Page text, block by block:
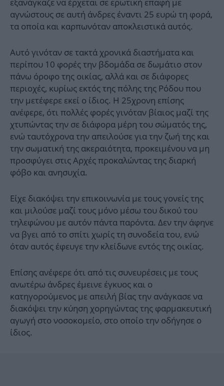
εξανάγκαζε να έρχεται σε ερωτική επαφή με
αγνώστους σε αυτή άνδρες έναντι 25 ευρώ τη φορά,
τα οποία και καρπωνόταν αποκλειστικά αυτός.
Αυτό γινόταν σε τακτά χρονικά διαστήματα και
περίπου 10 φορές την βδομάδα σε δωμάτιο στον
πάνω όροφο της οικίας, αλλά και σε διάφορες
περιοχές, κυρίως εκτός της πόλης της Ρόδου που
την μετέφερε εκεί ο ίδιος. Η 25χρονη επίσης
ανέφερε, ότι πολλές φορές γινόταν βίαιος μαζί της
χτυπώντας την σε διάφορα μέρη του σώματός της,
ενώ ταυτόχρονα την απειλούσε για την ζωή της και
την σωματική της ακεραιότητα, προκειμένου να μη
προσφύγει στις Αρχές προκαλώντας της διαρκή
φόβο και ανησυχία.
Είχε διακόψει την επικοινωνία με τους γονείς της
και μιλούσε μαζί τους μόνο μέσω του δικού του
τηλεφώνου με αυτόν πάντα παρόντα. Δεν την άφηνε
να βγει από το σπίτι χωρίς τη συνοδεία του, ενώ
όταν αυτός έφευγε την κλείδωνε εντός της οικίας.
Επίσης ανέφερε ότι από τις συνευρέσεις με τους
ανωτέρω άνδρες έμεινε έγκυος και ο
κατηγορούμενος με απειλή βίας την ανάγκασε να
διακόψει την κύηση χορηγώντας της φαρμακευτική
αγωγή στο νοσοκομείο, στο οποίο την οδήγησε ο
ίδιος.